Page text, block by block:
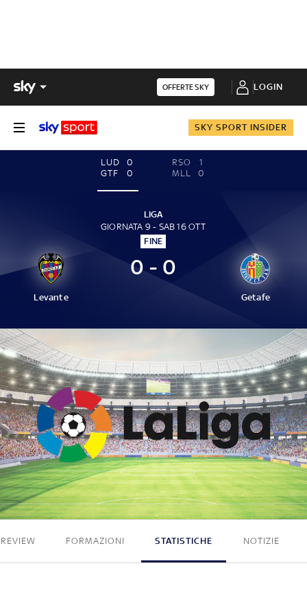
OFFERTE SKY LOGIN
SKY SPORT INSIDER
LUD
0
GTF
0
RSO
1
MLL
0
LIGA
GIORNATA 9 - SAB 16 OTT
FINE
Levante
0 - 0
Getafe
0 - 0
FORMAZIONI STATISTICHE NOTIZIE